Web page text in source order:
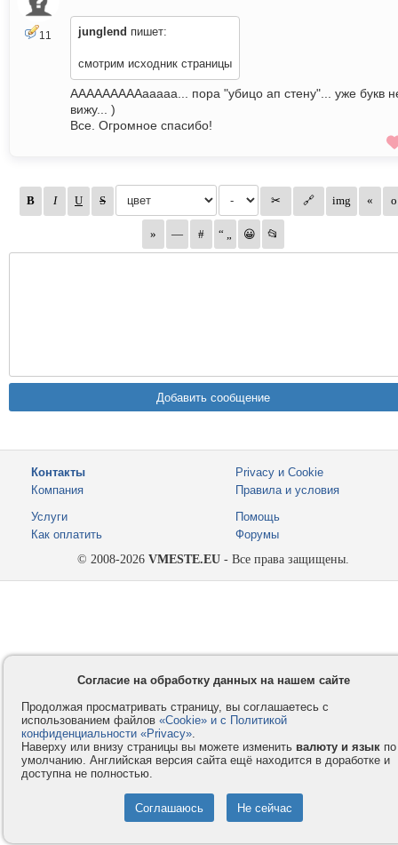
11 junglend пишет:
смотрим исходник страницы
АААААААААааааа... пора "убицо ап стену"... уже букв
вижу... )
Все. Огромное спасибо!
Контакты
Компания
Privacy и Cookie
Правила и условия
Услуги
Как оплатить
Помощь
Форумы
© 2008-2026 VMESTE.EU - Все права защищены.
Согласие на обработку данных на нашем сайте
Продолжая просматривать страницу, вы соглашаетесь с
использованием файлов «Cookie» и с Политикой
конфиденциальности «Privacy».
Наверху или внизу страницы вы можете изменить валюту и язык по
умолчанию. Английская версия сайта ещё находится в доработке и
доступна не полностью.